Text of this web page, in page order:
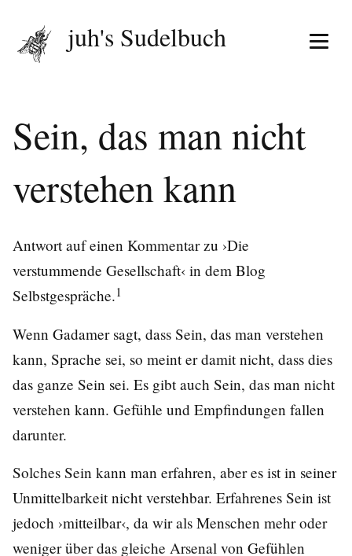
Menü
juh's Sudelbuch
Sein, das man nicht
verstehen kann
Antwort auf einen Kommentar zu ›Die
verstummende Gesellschaft‹ in dem Blog
Selbstgespräche.1
Wenn Gadamer sagt, dass Sein, das man verstehen
kann, Sprache sei, so meint er damit nicht, dass dies
das ganze Sein sei. Es gibt auch Sein, das man nicht
verstehen kann. Gefühle und Empfindungen fallen
darunter.
Solches Sein kann man erfahren, aber es ist in seiner
Unmittelbarkeit nicht verstehbar. Erfahrenes Sein ist
jedoch ›mitteilbar‹, da wir als Menschen mehr oder
weniger über das gleiche Arsenal von Gefühlen